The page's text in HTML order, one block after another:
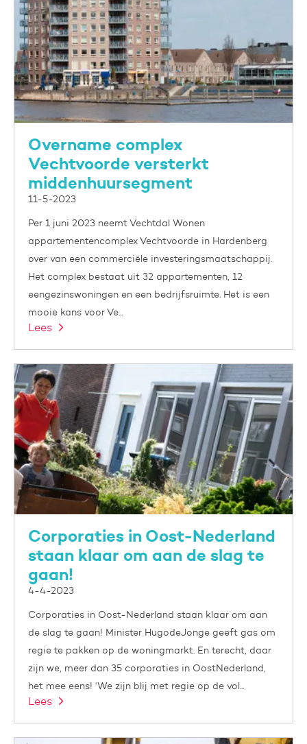
Overname complex
Vechtvoorde versterkt
middenhuursegment
11-5-2023
Per 1 juni 2023 neemt Vechtdal Wonen
appartementencomplex Vechtvoorde in Hardenberg
over van een commerciële investeringsmaatschappij.
Het complex bestaat uit 32 appartementen, 12
eengezinswoningen en een bedrijfsruimte. Het is een
mooie kans voor Ve...
Lees
Corporaties in Oost-Nederland
staan klaar om aan de slag te
gaan!
4-4-2023
Corporaties in Oost-Nederland staan klaar om aan
de slag te gaan! Minister HugodeJonge geeft gas om
regie te pakken op de woningmarkt. En terecht, daar
zijn we, meer dan 35 corporaties in OostNederland,
het mee eens! ‘We zijn blij met regie op de vol...
Lees